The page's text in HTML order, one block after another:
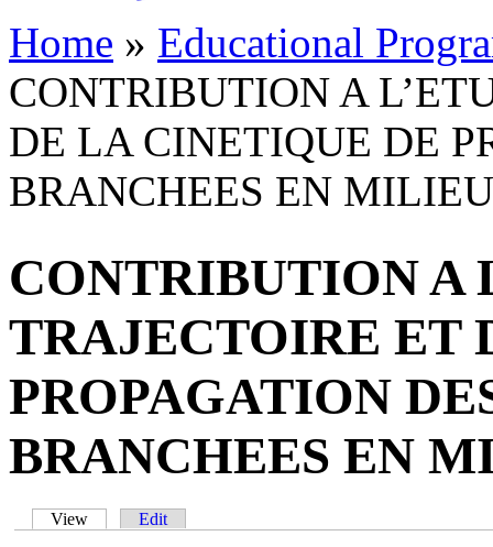
You are here
Home » Educational
CONTRIBUTION A
DE LA CINETIQUE DE
BRANCHEES EN
CONTRIBUTION A
TRAJECTOIRE ET
PROPAGATION
BRANCHEES EN
View (active tab)
Edit